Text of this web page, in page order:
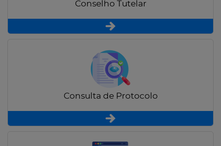
Conselho Tutelar
Consulta de Protocolo